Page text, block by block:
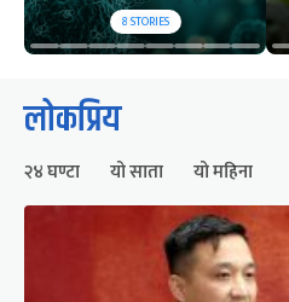
8STORIES
लोकप्रिय
२४ घण्टा यो साता यो महिना